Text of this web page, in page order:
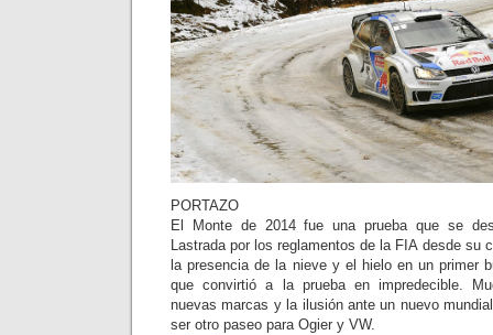
PORTAZO
El Monte de 2014 fue una prueba que se
Lastrada por los reglamentos de la FIA desde su
la presencia de la nieve y el hielo en un primer
que convirtió a la prueba en impredecible.
nuevas marcas y la ilusión ante un nuevo
ser otro paseo para Ogier y VW.